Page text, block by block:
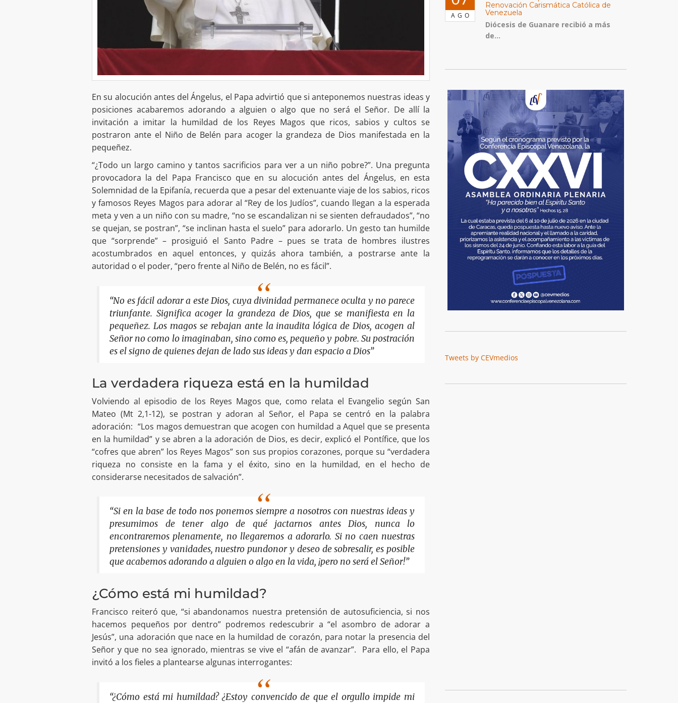
En su alocución antes del Ángelus, el Papa advirtió que si anteponemos nuestras ideas y
posiciones acabaremos adorando a alguien o algo que no será el Señor. De allí la
invitación a imitar la humildad de los Reyes Magos que ricos, sabios y cultos se
postraron ante el Niño de Belén para acoger la grandeza de Dios manifestada en la
pequeñez.
“¿Todo un largo camino y tantos sacrificios para ver a un niño pobre?”. Una pregunta
provocadora la del Papa Francisco que en su alocución antes del Ángelus, en esta
Solemnidad de la Epifanía, recuerda que a pesar del extenuante viaje de los sabios, ricos
y famosos Reyes Magos para adorar al “Rey de los Judíos”, cuando llegan a la esperada
meta y ven a un niño con su madre, “no se escandalizan ni se sienten defraudados”, “no
se quejan, se postran”, “se inclinan hasta el suelo” para adorarlo. Un gesto tan humilde
que “sorprende” – prosiguió el Santo Padre – pues se trata de hombres ilustres
acostumbrados en aquel entonces, y quizás ahora también, a postrarse ante la
autoridad o el poder, “pero frente al Niño de Belén, no es fácil”.
“No es fácil adorar a este Dios, cuya divinidad permanece oculta y no parece
triunfante. Significa acoger la grandeza de Dios, que se manifiesta en la
pequeñez. Los magos se rebajan ante la inaudita lógica de Dios, acogen al
Señor no como lo imaginaban, sino como es, pequeño y pobre. Su postración
es el signo de quienes dejan de lado sus ideas y dan espacio a Dios”
La verdadera riqueza está en la humildad
Volviendo al episodio de los Reyes Magos que, como relata el Evangelio según San
Mateo (Mt 2,1-12), se postran y adoran al Señor, el Papa se centró en la palabra
adoración: “Los magos demuestran que acogen con humildad a Aquel que se presenta
en la humildad” y se abren a la adoración de Dios, es decir, explicó el Pontífice, que los
“cofres que abren” los Reyes Magos” son sus propios corazones, porque su “verdadera
riqueza no consiste en la fama y el éxito, sino en la humildad, en el hecho de
considerarse necesitados de salvación”.
“Si en la base de todo nos ponemos siempre a nosotros con nuestras ideas y
presumimos de tener algo de qué jactarnos antes Dios, nunca lo
encontraremos plenamente, no llegaremos a adorarlo. Si no caen nuestras
pretensiones y vanidades, nuestro pundonor y deseo de sobresalir, es posible
que acabemos adorando a alguien o algo en la vida, ¡pero no será el Señor!”
¿Cómo está mi humildad?
Francisco reiteró que, “si abandonamos nuestra pretensión de autosuficiencia, si nos
hacemos pequeños por dentro” podremos redescubrir a “el asombro de adorar a
Jesús”, una adoración que nace en la humildad de corazón, para notar la presencia del
Señor y que no sea ignorado, mientras se vive el “afán de avanzar”. Para ello, el Papa
invitó a los fieles a plantearse algunas interrogantes:
“¿Cómo está mi humildad? ¿Estoy convencido de que el orgullo impide mi
AGO
Renovación Carismática Católica de
Venezuela
Diócesis de Guanare recibió a más
de...
Tweets by CEVmedios